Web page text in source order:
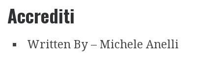
Accrediti
Written By – Michele Anelli